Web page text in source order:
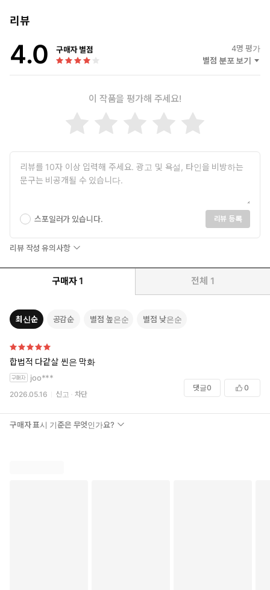
리뷰
4.0 구매자 별점 4명 평가
별점 분포 보기
이 작품을 평가해 주세요!
스포일러가 있습니다. 리뷰 등록
리뷰 작성 유의사항
구매자 1 전체 1
최신순 공감순 별점 높은순 별점 낮은순
합법적 다같살 씬은 막화
joo***
2026.05.16 신고 차단
댓글0 0
구매자 표시 기준은 무엇인가요?